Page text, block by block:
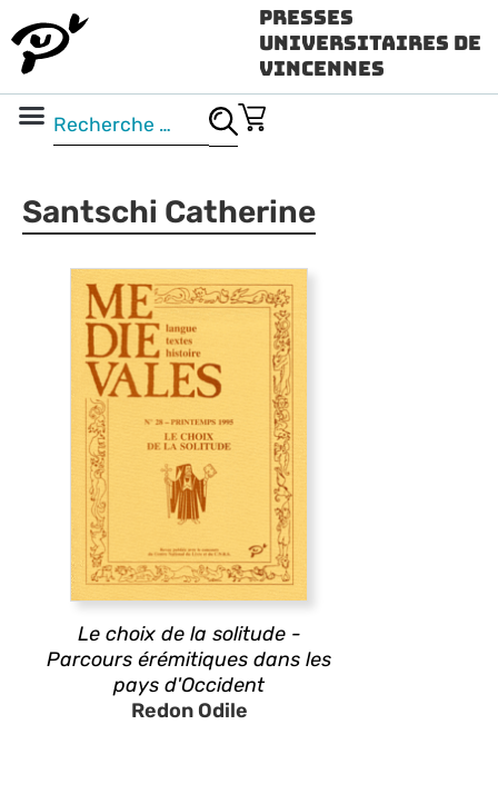
Presses
Universitaires de
Vincennes
Santschi Catherine
Le choix de la solitude -
Parcours érémitiques dans les
pays d'Occident
Redon Odile